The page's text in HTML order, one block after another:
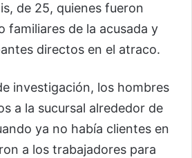
de 25, quienes fueron
familiares de la acusada y
directos en el atraco.
investigación, los hombres
a la sucursal alrededor de
ya no había clientes en
a los trabajadores para